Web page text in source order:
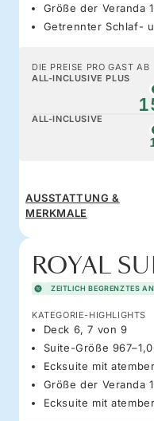
Größe der Veranda
Getrennter Schlaf-
DIE PREISE PRO GAST AB
ALL-INCLUSIVE PLUS
ALL-INCLUSIVE
AUSSTATTUNG &
MERKMALE
ROYAL
ZEITLICH BEGRENZTES
KATEGORIE-HIGHLIGHTS
Deck 6, 7 von 9
Suite-Größe
Ecksuite mit
Größe der Veranda
Ecksuite mit